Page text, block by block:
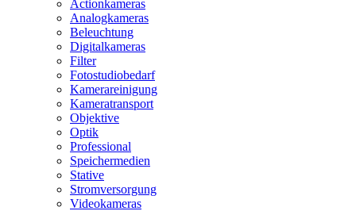
Actionkameras
Analogkameras
Beleuchtung
Digitalkameras
Filter
Fotostudiobedarf
Kamerareinigung
Kameratransport
Objektive
Optik
Professional
Speichermedien
Stative
Stromversorgung
Videokameras